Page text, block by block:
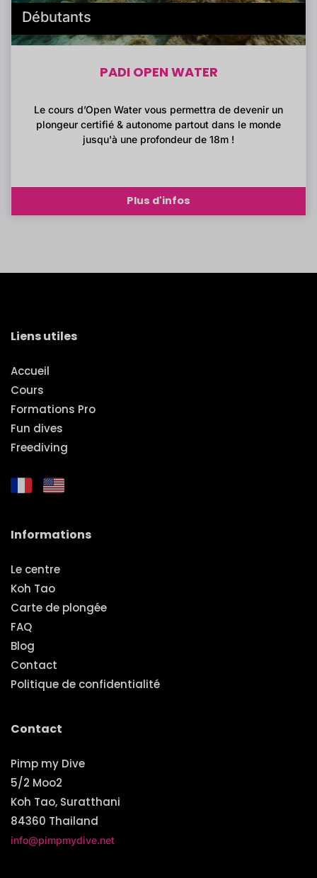
Débutants
PADI OPEN WATER
Le cours d’Open Water vous permettra de devenir un
plongeur certifié & autonome partout dans le monde
jusqu'à une profondeur de 18m !
Plus d'infos
Liens utiles
Accueil
Cours
Formations Pro
Fun dives
Freediving
Informations
Le centre
Koh Tao
Carte de plongée
FAQ
Blog
Contact
Politique de confidentialité
Contact
Pimp my Dive
5/2 Moo2
Koh Tao, Suratthani
84360 Thailand
info@pimpmydive.net